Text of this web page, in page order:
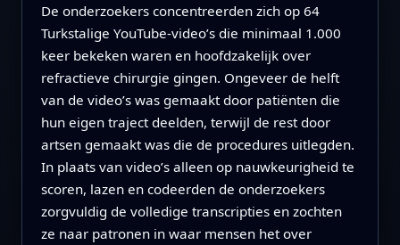
De onderzoekers concentreerden zich op 64
Turkstalige YouTube-video’s die minimaal 1.000
keer bekeken waren en hoofdzakelijk over
refractieve chirurgie gingen. Ongeveer de helft
van de video’s was gemaakt door patiënten die
hun eigen traject deelden, terwijl de rest door
artsen gemaakt was die de procedures uitlegden.
In plaats van video’s alleen op nauwkeurigheid te
scoren, lazen en codeerden de onderzoekers
zorgvuldig de volledige transcripties en zochten
ze naar patronen in waar mensen het over